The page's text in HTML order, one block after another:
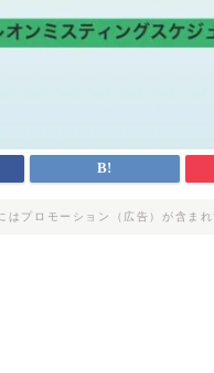
はプロモーション（広告）が含まれ